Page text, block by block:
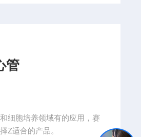
管
细胞培养领域有的应用，赛
Z适合的产品。